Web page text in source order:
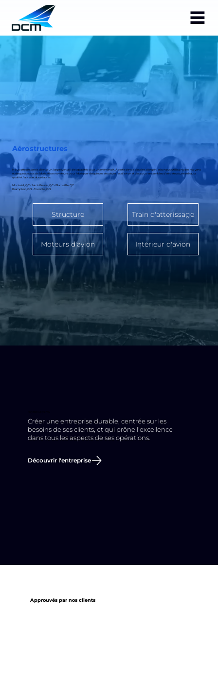
Aérostructures
Nous offrons à nos clients un large éventail de capacités sous un même toit. À partir de vos dessins d'ingénierie, nous utilisons des moyens
et des processus de fabrication novateurs pour fabriquer des pièces structurelles d'avion et des sous-ensembles d'aérostructure de haute
qualité, fiables et abordables.
Montréal, QC - Saint-Bruno, QC - Blainville, QC
Brampton, ON - Toronto, ON
Structure Train d'atterissage
Moteurs d'avion Intérieur d'avion
Créer une entreprise durable, centrée sur les
besoins de ses clients, et qui prône l'excellence
dans tous les aspects de ses opérations.
Découvrir l'entreprise
Approuvés par nos clients